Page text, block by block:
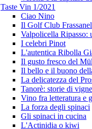
Taste Vin 1/2021
Ciao Nino
Il Golf Club
Valpolicella Ripasso:
I celebri Pinot
L'autentica Ribolla
Il gusto fresco del
Il bello e il buono
La delicatezza del
Tanorè: storie di vigne
Vino fra letteratura e
La forza degli spinaci
Gli spinaci in cucina
L'Actinidia o kiwi